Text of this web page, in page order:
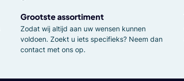
Grootste assortiment
Zodat wij altijd aan uw wensen kunnen
voldoen. Zoekt u iets specifieks? Neem dan
contact met ons op.